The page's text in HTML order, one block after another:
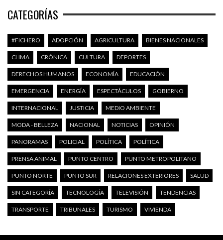
CATEGORÍAS
#FICHERO ADOPCIÓN AGRICULTURA BIENES NACIONALES
CLIMA CRÓNICA CULTURA DEPORTES
DERECHOS HUMANOS ECONOMÍA EDUCACIÓN
EMERGENCIA ENERGÍA ESPECTÁCULOS GOBIERNO
INTERNACIONAL JUSTICIA MEDIO AMBIENTE
MODA - BELLEZA NACIONAL NOTICIAS OPINIÓN
PANORAMAS POLICIAL POLÍTICA POLÍTICA
PRENSA ANIMAL PUNTO CENTRO PUNTO METROPOLITANO
PUNTO NORTE PUNTO SUR RELACIONES EXTERIORES SALUD
SIN CATEGORÍA TECNOLOGÍA TELEVISIÓN TENDENCIAS
TRANSPORTE TRIBUNALES TURISMO VIVIENDA